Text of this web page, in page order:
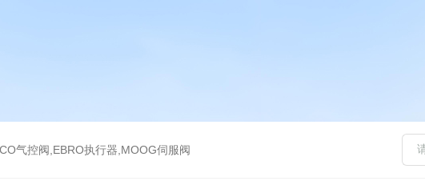
气控阀,EBRO执行器,MOOG伺服阀